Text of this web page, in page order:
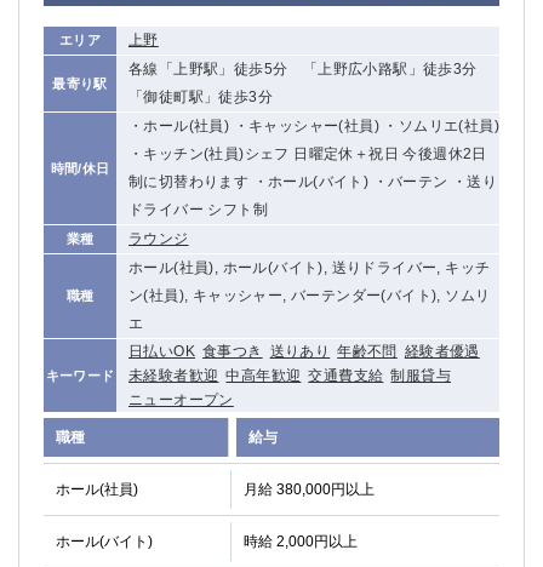
エリア 上野
最寄り駅
各線「上野駅」徒歩5分 「上野広小路駅」徒歩3分
「御徒町駅」徒歩3分
時間/休日
・ホール(社員) ・キャッシャー(社員) ・ソムリエ(社員)
・キッチン(社員)シェフ 日曜定休＋祝日 今後週休2日
制に切替わります ・ホール(バイト) ・バーテン ・送り
ドライバー シフト制
業種 ラウンジ
職種
ホール(社員), ホール(バイト), 送りドライバー, キッチ
ン(社員), キャッシャー, バーテンダー(バイト), ソムリ
エ
キーワード
日払いOK 食事つき 送りあり 年齢不問 経験者優遇
未経験者歓迎 中高年歓迎 交通費支給 制服貸与
ニューオープン
職種 給与
ホール(社員) 月給 380,000円以上
ホール(バイト) 時給 2,000円以上